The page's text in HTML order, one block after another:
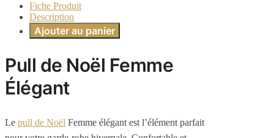
Fiche Produit
Description
Ajouter au panier
Pull de Noël Femme
Élégant
Le pull de Noël Femme élégant est l’élément parfait